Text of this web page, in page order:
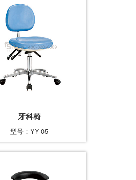
牙科椅
型号：YY-05